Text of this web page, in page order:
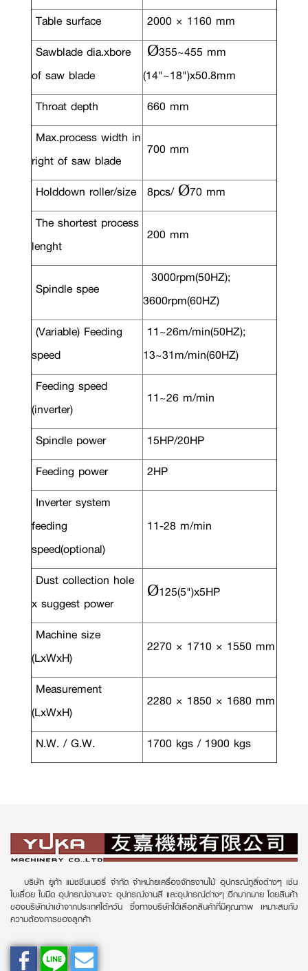
Table surface
2000 × 1160 mm
Sawblade dia.xbore
of saw blade
Ø355~455 mm
(14"~18")x50.8mm
Throat depth
660 mm
Max.process width in
right of saw blade
700 mm
Holddown roller/size 8pcs/ Ø70 mm
The shortest process
lenght
200 mm
Spindle spee
3000rpm(50HZ);
3600rpm(60HZ)
(Variable) Feeding
speed
11~26m/min(50HZ);
13~31m/min(60HZ)
Feeding speed
(inverter)
11~26 m/min
Spindle power
15HP/20HP
Feeding power
2HP
Inverter system
feeding
speed(optional)
11-28 m/min
Dust collection hole
x suggest power
Ø125(5")x5HP
Machine size
(LxWxH)
2270 × 1710 × 1550 mm
Measurement
(LxWxH)
2280 × 1850 × 1680 mm
N.W. / G.W. 1700 kgs / 1900 kgs
บริษัท ยูก้า แมชชีนเนอรี่ จำกัด จำหน่ายเครื่องจักรงานไม้ อุปกรณ์ทูลิ่งต่างๆ เช่น
ใบเลื่อย ใบมีด อุปกรณ์งานเจาะ อุปกรณ์งานสี และอุปกรณ์ต่างๆ อีกมากมาย โดยสินค้า
ของบริษัทนำเข้าจากประเทศไต้หวัน ซึ่งทางบริษัทได้เลือกสินค้าที่มีคุณภาพ เหมาะสมกับ
ความต้องการของลูกค้า